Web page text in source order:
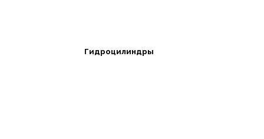
Гидроцилиндры